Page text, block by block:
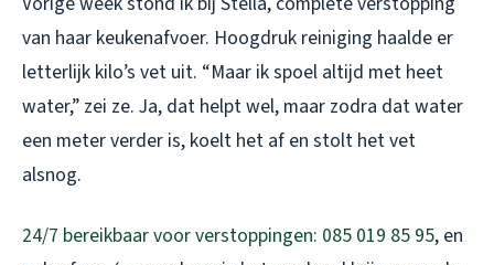
van haar keukenafvoer. Hoogdruk reiniging haalde er
letterlijk kilo’s vet uit. “Maar ik spoel altijd met heet
water,” zei ze. Ja, dat helpt wel, maar zodra dat water
een meter verder is, koelt het af en stolt het vet
alsnog.
24/7 bereikbaar voor verstoppingen: 085 019 85 95, en